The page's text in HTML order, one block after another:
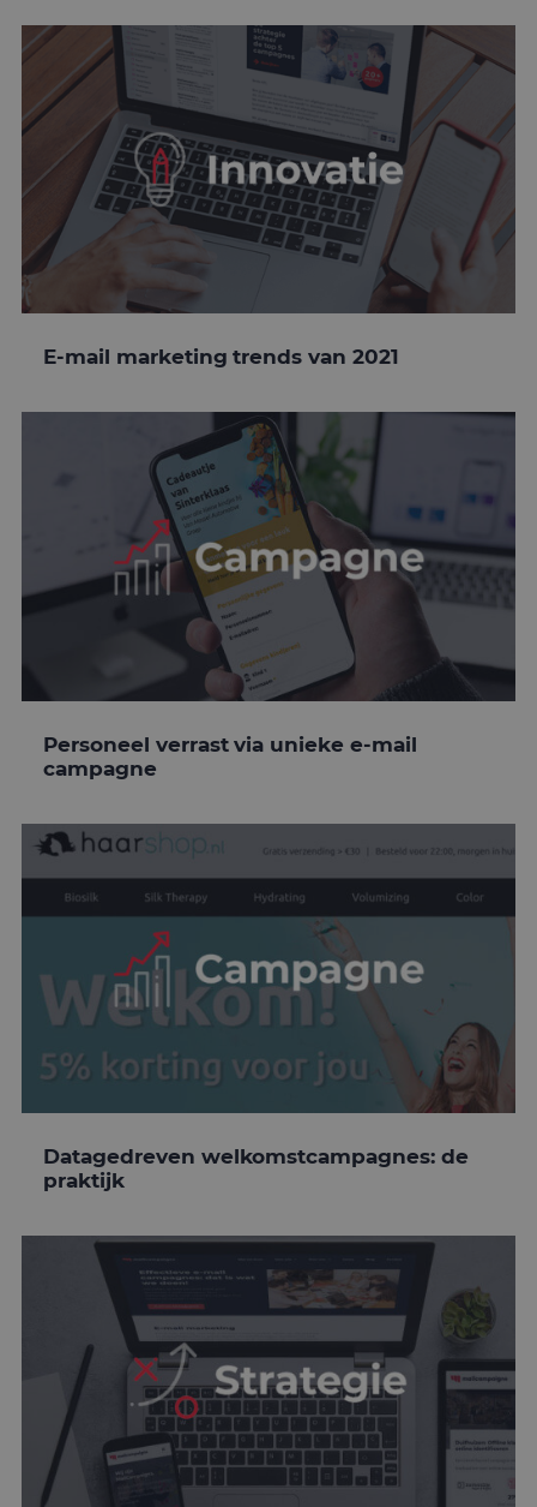
E-mail marketing trends van 2021
Personeel verrast via unieke e-mail
campagne
Datagedreven welkomstcampagnes: de
praktijk